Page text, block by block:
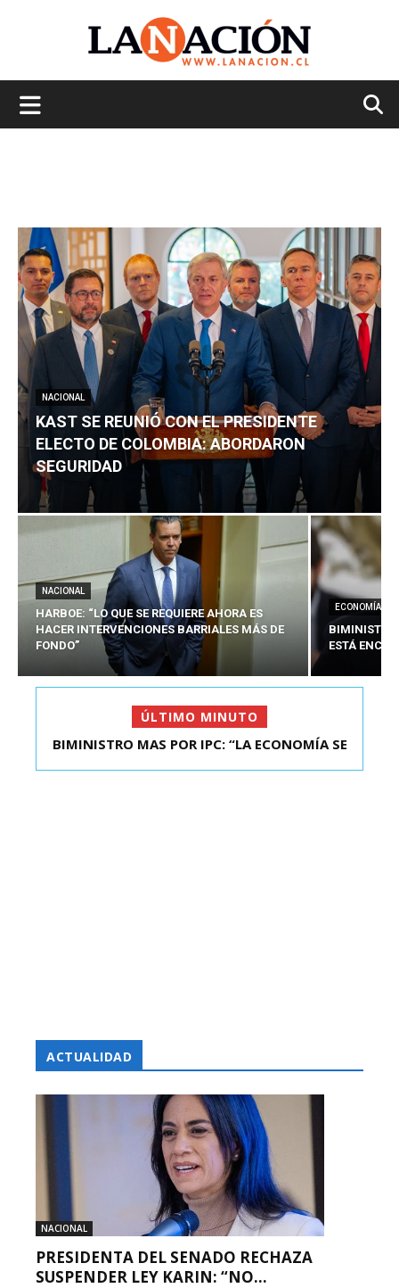
NACIONAL
KAST SE REUNIÓ CON EL PRESIDENTE
ELECTO DE COLOMBIA: ABORDARON
SEGURIDAD
NACIONAL
HARBOE: “LO QUE SE REQUIERE AHORA ES
HACER INTERVENCIONES BARRIALES MÁS DE
FONDO”
ECONOMÍA
BIMINISTRO
ESTÁ
ÚLTIMO MINUTO
KAST SE REUNIÓ CON EL PRESIDENTE ELECTO DE
BIMINISTRO MAS POR IPC: “LA ECONOMÍA SE
ACTUALIDAD
NACIONAL
PRESIDENTA DEL SENADO RECHAZA
SUSPENDER LEY KARIN: “NO...